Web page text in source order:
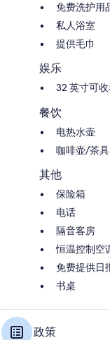
免费洗护用
私人浴室
提供毛巾
娱乐
32 英寸可
餐饮
电热水壶
咖啡壶/茶具
其他
保险箱
电话
隔音客房
恒温控制空
免费提供日
书桌
政策